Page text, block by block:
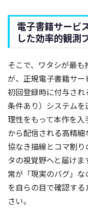
電子書籍サービ
した効率的観測
そこで、ワタシが最
が、正規電子書籍サー
初回登録時に付与さ
条件あり）システム
理性をもって本作を入
から配信される高精
協なき描線とコマ割
タの視覚野へと届け
常が「現実のバグ」
を自らの目で確認す
さい。